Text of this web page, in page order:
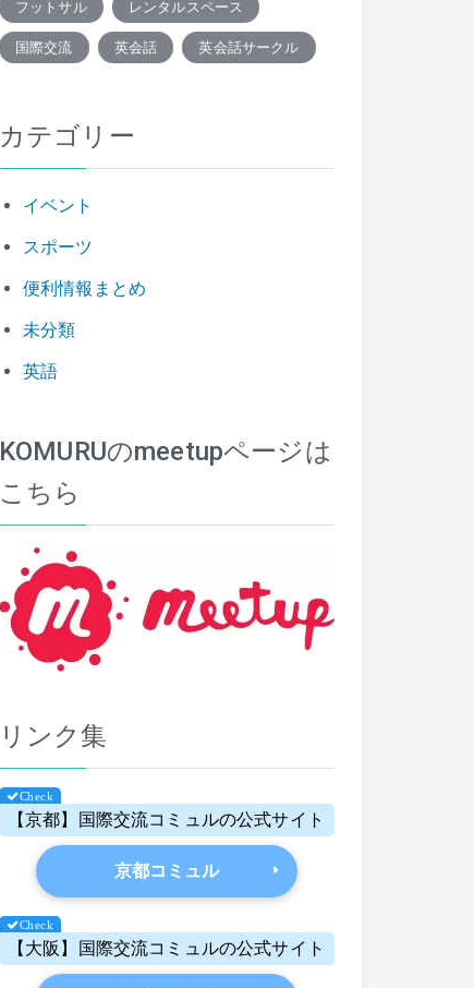
フットサル レンタルスペース
国際交流 英会話 英会話サークル
カテゴリー
イベント
スポーツ
便利情報まとめ
未分類
英語
KOMURUのmeetupページは
こちら
リンク集
【京都】国際交流コミュルの公式サイト
京都コミュル
【大阪】国際交流コミュルの公式サイト